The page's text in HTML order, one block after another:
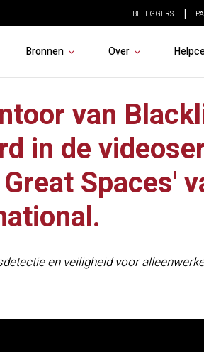
BELEGGERS
Bronnen Over
van
in de
Spaces'
en veiligheid voor